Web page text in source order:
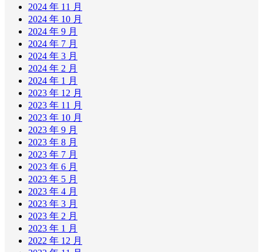
2024 年 11 月
2024 年 10 月
2024 年 9 月
2024 年 7 月
2024 年 3 月
2024 年 2 月
2024 年 1 月
2023 年 12 月
2023 年 11 月
2023 年 10 月
2023 年 9 月
2023 年 8 月
2023 年 7 月
2023 年 6 月
2023 年 5 月
2023 年 4 月
2023 年 3 月
2023 年 2 月
2023 年 1 月
2022 年 12 月